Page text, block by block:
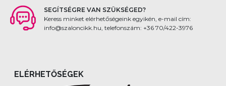
SEGÍTSÉGRE VAN SZÜKSÉGED?
Keress minket elérhetőségeink egyikén, e-mail cím:
info@szaloncikk.hu, telefonszám: +36 70/422-3976
ELÉRHETŐSÉGEK